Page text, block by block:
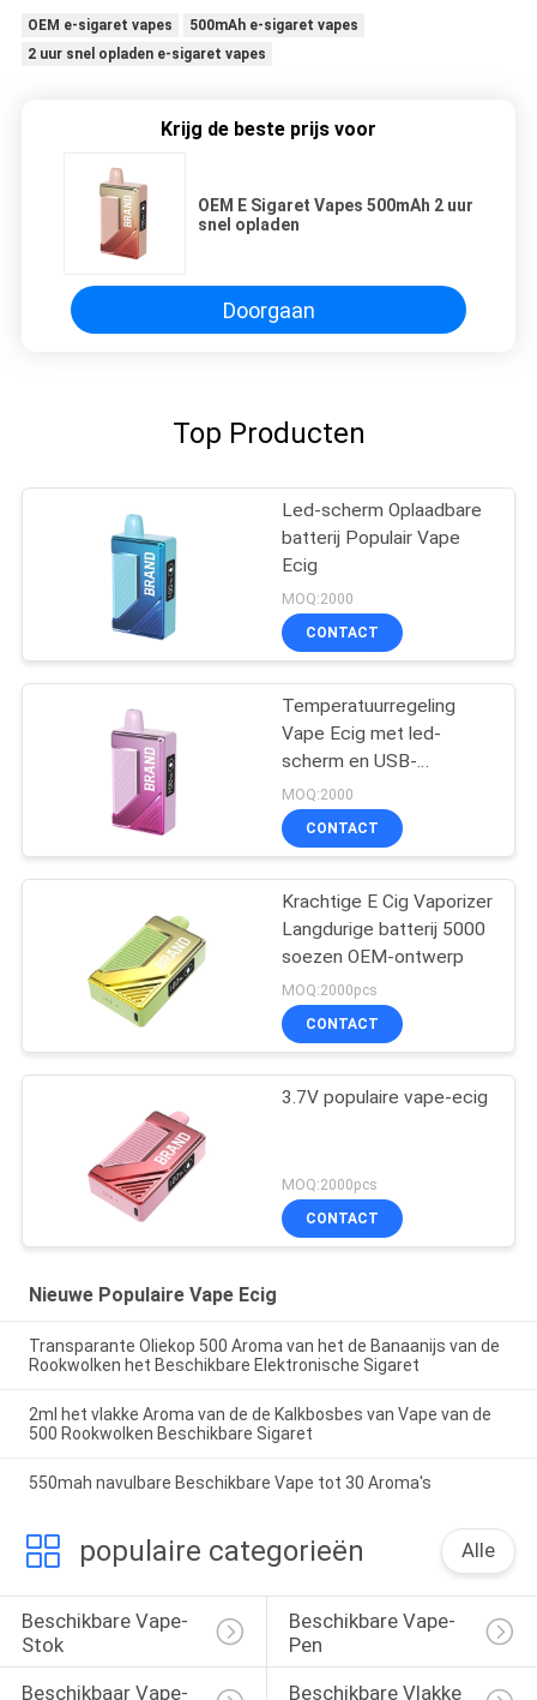
OEM e-sigaret vapes
500mAh e-sigaret vapes
2 uur snel opladen e-sigaret vapes
Krijg de beste prijs voor
OEM E Sigaret Vapes 500mAh 2 uur
snel opladen
Doorgaan
Top Producten
Led-scherm Oplaadbare
batterij Populair Vape
Ecig
MOQ:2000
CONTACT
Temperatuurregeling
Vape Ecig met led-
scherm en USB-
oplaadpoort
MOQ:2000
CONTACT
Krachtige E Cig Vaporizer
Langdurige batterij 5000
soezen OEM-ontwerp
MOQ:2000pcs
CONTACT
3.7V populaire vape-ecig
MOQ:2000pcs
CONTACT
Nieuwe Populaire Vape Ecig
Transparante Oliekop 500 Aroma van het de Banaanijs van de
Rookwolken het Beschikbare Elektronische Sigaret
2ml het vlakke Aroma van de de Kalkbosbes van Vape van de
500 Rookwolken Beschikbare Sigaret
550mah navulbare Beschikbare Vape tot 30 Aroma's
populaire categorieën Alle
Beschikbare Vape-
Stok
Beschikbare Vape-
Pen
Beschikbaar Vape-
Beschikbare Vlakke